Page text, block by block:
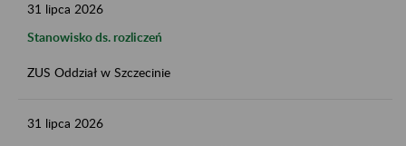
31 lipca 2026
Stanowisko ds. rozliczeń
ZUS Oddział w Szczecinie
31 lipca 2026